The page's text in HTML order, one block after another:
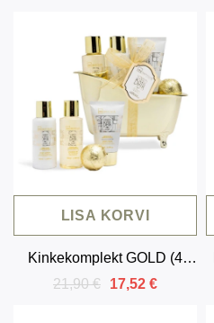
LISA KORVI
Kinkekomplekt GOLD (4
toodet) – vanill ja sandlipuu
21,90 € 17,52 €